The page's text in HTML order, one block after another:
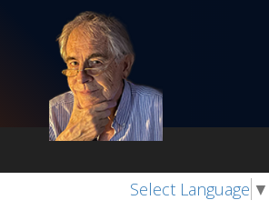
Select Language ▼